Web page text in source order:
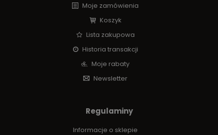
Moje zamówienia
Koszyk
Lista zakupowa
Historia transakcji
Moje rabaty
Newsletter
Regulaminy
Informacje o sklepie